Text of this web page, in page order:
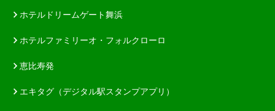
ホテルドリームゲート舞浜
ホテルファミリーオ・フォルクローロ
恵比寿発
エキタグ（デジタル駅スタンプアプリ）